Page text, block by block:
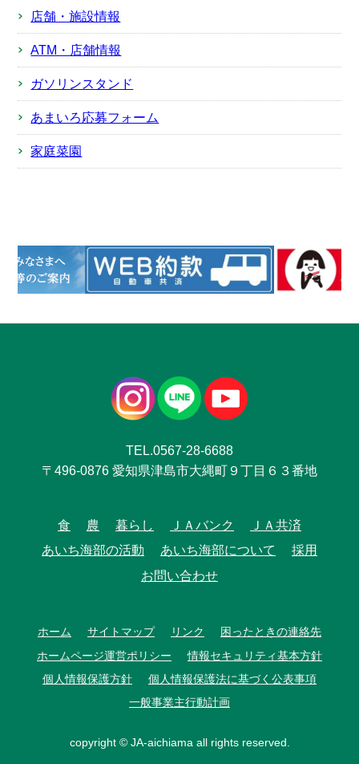
店舗・施設情報
ATM・店舗情報
ガソリンスタンド
あまいろ応募フォーム
家庭菜園
TEL.0567-28-6688
〒496-0876 愛知県津島市大縄町９丁目６３番地
食 農 暮らし ＪＡバンク
ＪＡ共済
あいち海部の活動
あいち海部について
採用
お問い合わせ
ホーム サイトマップ リンク
困ったときの連絡先
ホームページ運営ポリシー
情報セキュリティ基本方針
個人情報保護方針
個人情報保護法に基づく公表事項
一般事業主行動計画
copyright © JA-aichiama all rights reserved.